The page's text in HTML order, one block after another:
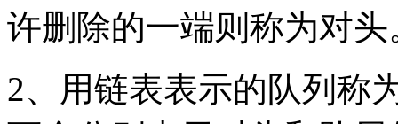
许删除的一端则称为对头
2、用链表表示的队列称